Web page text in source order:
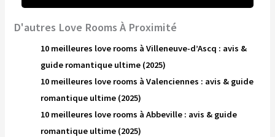
D'autres Love Rooms À Proximité
10 meilleures love rooms à Villeneuve-d’Ascq : avis &
guide romantique ultime (2025)
10 meilleures love rooms à Valenciennes : avis & guide
romantique ultime (2025)
10 meilleures love rooms à Abbeville : avis & guide
romantique ultime (2025)